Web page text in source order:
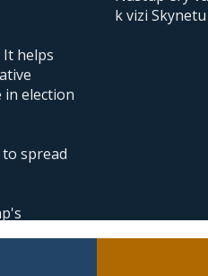
It helps
in election
spread
k vizi